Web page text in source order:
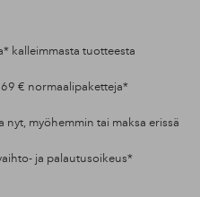
kalleimmasta tuotteesta
69 € normaalipaketteja*
nyt, myöhemmin tai maksa erissä
ja palautusoikeus*